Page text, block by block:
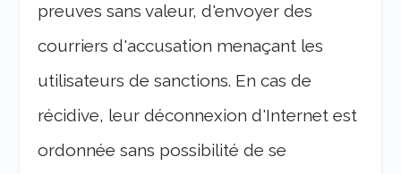
preuves sans valeur, d'envoyer des
courriers d'accusation menaçant les
utilisateurs de sanctions. En cas de
récidive, leur déconnexion d'Internet est
ordonnée sans possibilité de se